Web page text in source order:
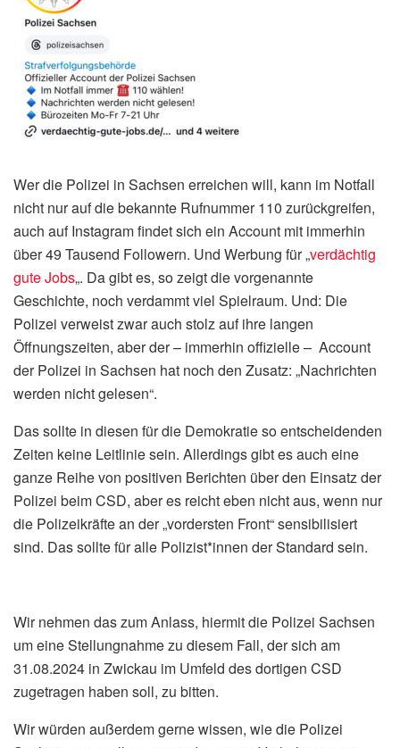
Wer die Polizei in Sachsen erreichen will, kann im Notfall
nicht nur auf die bekannte Rufnummer 110 zurückgreifen,
auch auf Instagram findet sich ein Account mit immerhin
über 49 Tausend Followern. Und Werbung für „verdächtig
gute Jobs„. Da gibt es, so zeigt die vorgenannte
Geschichte, noch verdammt viel Spielraum. Und: Die
Polizei verweist zwar auch stolz auf ihre langen
Öffnungszeiten, aber der – immerhin offizielle – Account
der Polizei in Sachsen hat noch den Zusatz: „Nachrichten
werden nicht gelesen“.
Das sollte in diesen für die Demokratie so entscheidenden
Zeiten keine Leitlinie sein. Allerdings gibt es auch eine
ganze Reihe von positiven Berichten über den Einsatz der
Polizei beim CSD, aber es reicht eben nicht aus, wenn nur
die Polizeikräfte an der „vordersten Front“ sensibilisiert
sind. Das sollte für alle Polizist*innen der Standard sein.
Wir nehmen das zum Anlass, hiermit die Polizei Sachsen
um eine Stellungnahme zu diesem Fall, der sich am
31.08.2024 in Zwickau im Umfeld des dortigen CSD
zugetragen haben soll, zu bitten.
Wir würden außerdem gerne wissen, wie die Polizei